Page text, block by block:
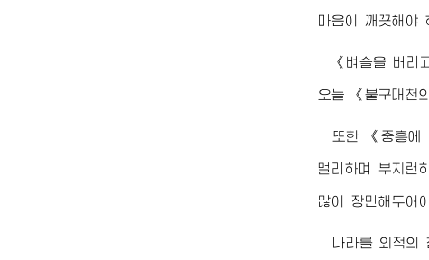
마음이 깨끗해야
《벼슬을 버리
오늘 《불구대천
또한 《중흥에
멀리하며 부지런
많이 장만해두어
나라를 외적